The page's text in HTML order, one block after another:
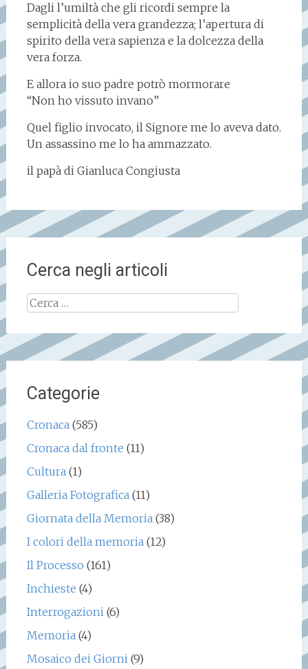
Dagli l’umiltà che gli ricordi sempre la
semplicità della vera grandezza; l’apertura di
spirito della vera sapienza e la dolcezza della
vera forza.
E allora io suo padre potrò mormorare
“Non ho vissuto invano”
Quel figlio invocato, il Signore me lo aveva dato.
Un assassino me lo ha ammazzato.
il papà di Gianluca Congiusta
Cerca negli articoli
Ricerca
Categorie
Cronaca(585)
Cronaca dal fronte (11)
Cultura(1)
Galleria Fotografica(11)
Giornata della Memoria(38)
I colori della memoria(12)
Il Processo (161)
Inchieste (4)
Interrogazioni(6)
Memoria(4)
Mosaico dei Giorni(9)